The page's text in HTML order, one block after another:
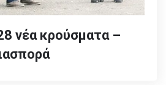
νέα κρούσματα –